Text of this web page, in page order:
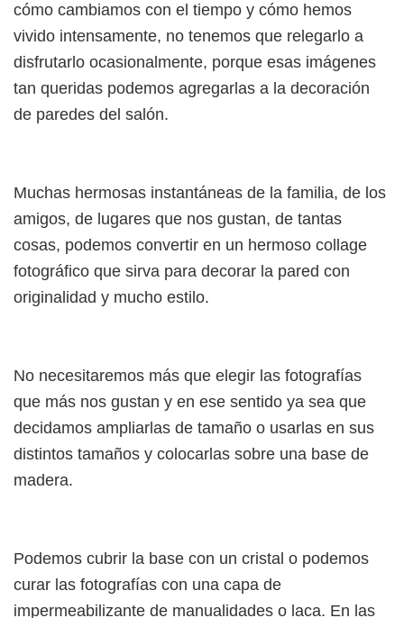
cómo cambiamos con el tiempo y cómo hemos
vivido intensamente, no tenemos que relegarlo a
disfrutarlo ocasionalmente, porque esas imágenes
tan queridas podemos agregarlas a la decoración
de paredes del salón.
Muchas hermosas instantáneas de la familia, de los
amigos, de lugares que nos gustan, de tantas
cosas, podemos convertir en un hermoso collage
fotográfico que sirva para decorar la pared con
originalidad y mucho estilo.
No necesitaremos más que elegir las fotografías
que más nos gustan y en ese sentido ya sea que
decidamos ampliarlas de tamaño o usarlas en sus
distintos tamaños y colocarlas sobre una base de
madera.
Podemos cubrir la base con un cristal o podemos
curar las fotografías con una capa de
impermeabilizante de manualidades o laca. En las